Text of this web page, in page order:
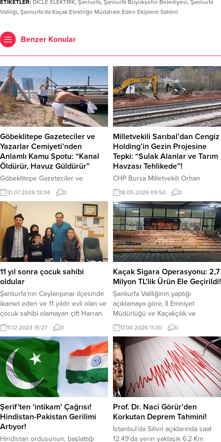
ETİKETLER: DİCLE ELEKTRİK, Şanlıurfa, Şanlıurfa Büyükşehir Belediyesi, Şanlıurfa
Valiliği, Şanlıurfa’da Kaçak Elektriğe Müdahale Eden Ekiplere Saldırı!
Benzer Konular
Göbeklitepe Gazeteciler ve
Yazarlar Cemiyeti’nden
Anlamlı Kamu Spotu: “Kanal
Öldürür, Havuz Güldürür”
Göbeklitepe Gazeteciler ve
Yazarlar Cemiyeti, yaz aylarında
artış gösteren boğulma vakalarına
dikkat çekmek ve özellikle gençleri
sulama kanallarının tehlikelerine
karşı bilinçlendirmek amacıyla
anlamlı bir kamu spotu hazırladı.
“Kanal Öldürür, Havuz Güldürür”
sloganıyla hazırlanan kamu
spotunda, serinlemek için sulama
kanalına girmek isteyen iki gencin
yaşadığı olay konu alındı. Tehlikeli
suya girmek...
31.07.2026 13:04 0
Milletvekili Sarıbal’dan Cengiz
Holding’in Gezin Projesine
Tepki: “Sulak Alanlar ve Tarım
Havzası Tehlikede”!
CHP Bursa Milletvekili Orhan
Sarıbal, Elazığ’ın Maden ilçesine
bağlı Gezin bölgesinde yürütülen
maden ve lojistik faaliyetlerine tepki
gösterdi. Hazar Gölü havzasında
yer alan sulak alan, sit bölgesi ve
tarım havzası tahribatına neden
olan projenin Cengiz Holding’e
bağlı Port Madencilik’e ait olduğunu
belirten Sarıbal, şirketin 2022
yılında 2 milyar 205 milyon...
18.05.2026 09:50 0
11 yıl sonra çocuk sahibi
oldular
Şanlıurfa’nın Ceylanpınar ilçesinde
ikamet eden ve 11 yıldır evli olan ve
çocuk sahibi olamayan çift Harran
Üniversitesi Hastanesinde yapılan
kısırlık tedavisinin ardından 3 çocuk
sahibi oldular.Şanlıurfa Harran
Üniversitesi Hastanesi Kadın
Hastalıkları ve Doğum Anabilim Dalı
Doç. Dr. Mert Ulaş Barut
öncülüğünde yapılan tedavi sonra
11 yıldır çocuk sahibi olmayan aile...
11.12.2023 15:27 0
Kaçak Sigara Operasyonu: 2,7
Milyon TL’lik Ürün Ele Geçirildi!
Şanlıurfa Valiliğinin yaptığı
açıklamaya göre, İl Emniyet
Müdürlüğü ve Kaçakçılık ve
Organize Suçlarla Mücadele Şube
Müdürlüğü ekipleri tarafından
kaçakçılıkla mücadele dahilinde
önemli bir operasyon
gerçekleştirdi. 15 Nisan 2026
tarihinde yapılan operasyonda KOM
şube ekiplerinin arama yaptığı araç
içerisinde piyasa değeri yaklaşık 2
milyon 750 bin TL olan kaçak
ürünler bulundu....
17.04.2026 11:30 0
Şerif’ten ‘intikam’ Çağrısı!
Hindistan-Pakistan Gerilimi
Artıyor!
Hindistan ordusunun, başlattığı
Prof. Dr. Naci Görür’den
Korkutan Deprem Tahmini!
İstanbul’da Silivri açıklarında saat
12.49’da yerin yaklaşık 6.2 Km